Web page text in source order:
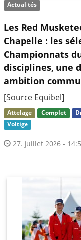
Actualités
Les Red
Chapelle : les
Championnats
disciplines, une
ambition
[Source Equibel]
Attelage Complet
Voltige
27. juillet 2026 -